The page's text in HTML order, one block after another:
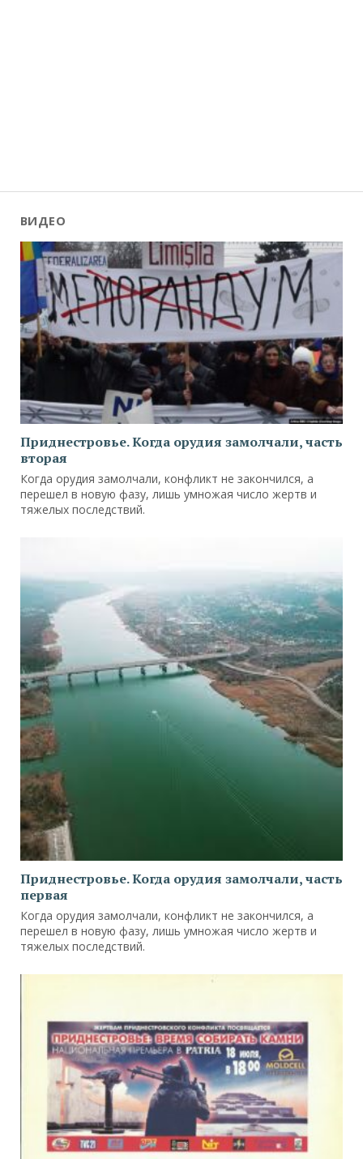
ВИДЕО
Приднестровье. Когда орудия замолчали, часть
вторая
Когда орудия замолчали, конфликт не закончился, а
перешел в новую фазу, лишь умножая число жертв и
тяжелых последствий.
Приднестровье. Когда орудия замолчали, часть
первая
Когда орудия замолчали, конфликт не закончился, а
перешел в новую фазу, лишь умножая число жертв и
тяжелых последствий.